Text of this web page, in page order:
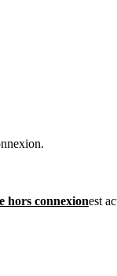
hors connexionest